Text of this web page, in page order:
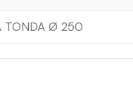
TONDA Ø 250